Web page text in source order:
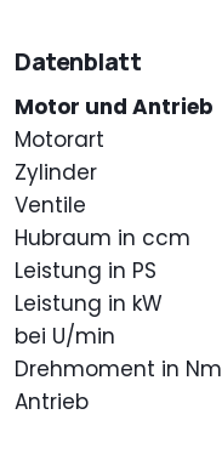
Datenblatt
Motor und Antrieb
Motorart
Zylinder
Ventile
Hubraum in ccm
Leistung in PS
Leistung in kW
bei U/min
Drehmoment in Nm
Antrieb